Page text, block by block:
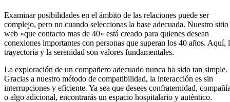
Examinar posibilidades en el ámbito de las relaciones puede ser
complejo, pero no cuando seleccionas la base adecuada. Nuestro sitio
web «que contacto mas de 40» está creado para quienes desean
conexiones importantes con personas que superan los 40 años. Aquí,
trayectoria y la serenidad son valores fundamentales.
La exploración de un compañero adecuado nunca ha sido tan simple.
Gracias a nuestro método de compatibilidad, la interacción es sin
interrupciones y eficiente. Ya sea que desees confraternidad,
o algo adicional, encontrarás un espacio hospitalario y auténtico.